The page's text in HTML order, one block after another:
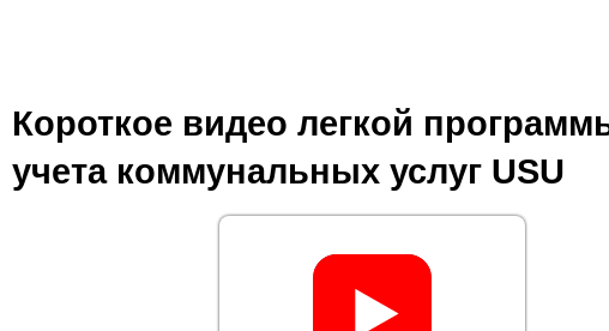
Короткое видео легкой
учета коммунальных услуг USU